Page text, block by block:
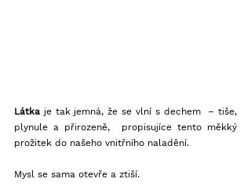
Látka je tak jemná, že se vlní s dechem  – tiše,
plynule a přirozeně,  propisujíce tento měkký
prožitek do našeho vnitřního naladění.
Mysl se sama otevře a ztiší.